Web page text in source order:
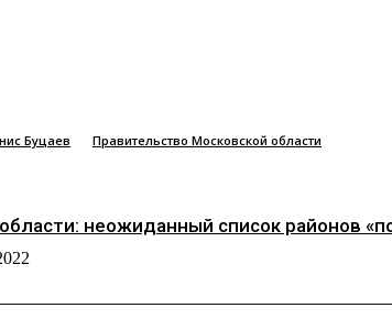
Буцаев Правительство Московской области
неожиданный список районов